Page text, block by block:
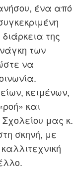
ένα από
της
των
να
κειμένων,
και
μας κ.
σκηνή, με